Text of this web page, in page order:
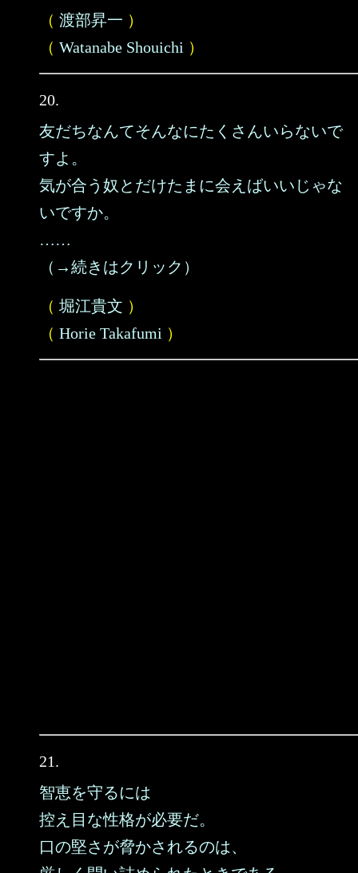
（ 渡部昇一 ）
（ Watanabe Shouichi ）
20.
友だちなんてそんなにたくさんいらないで
すよ。
気が合う奴とだけたまに会えばいいじゃな
いですか。
……
（→続きはクリック）
（ 堀江貴文 ）
（ Horie Takafumi ）
21.
智恵を守るには
控え目な性格が必要だ。
口の堅さが脅かされるのは、